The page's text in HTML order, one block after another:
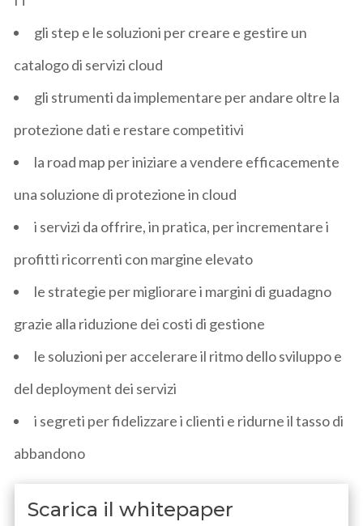
gli step e le soluzioni per creare e gestire un
catalogo di servizi cloud
gli strumenti da implementare per andare oltre la
protezione dati e restare competitivi
la road map per iniziare a vendere efficacemente
una soluzione di protezione in cloud
i servizi da offrire, in pratica, per incrementare i
profitti ricorrenti con margine elevato
le strategie per migliorare i margini di guadagno
grazie alla riduzione dei costi di gestione
le soluzioni per accelerare il ritmo dello sviluppo e
del deployment dei servizi
i segreti per fidelizzare i clienti e ridurne il tasso di
abbandono
Scarica il whitepaper